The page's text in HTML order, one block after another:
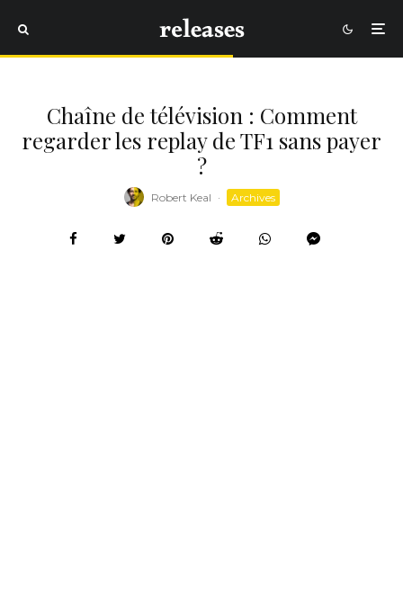
Chaîne de télévision : Comment
regarder les replay de TF1 sans payer
?
Robert Keal · Archives